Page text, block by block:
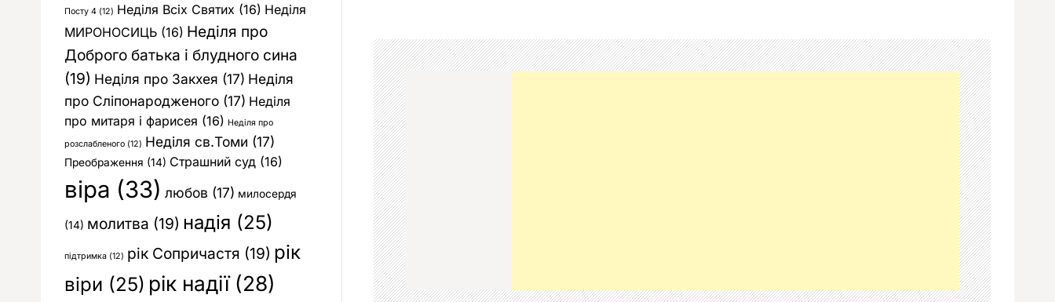
г
а
ц
і
я
з
а
п
и
с
Посту 4 (12) Неділя Всіх Святих (16) Неділя
МИРОНОСИЦЬ (16) Неділя про
Доброго батька і блудного сина
(19) Неділя про Закхея (17) Неділя
про Сліпонародженого (17) Неділя
про митаря і фарисея (16) Неділя про
розслабленого (12) Неділя св.Томи (17)
Преображення (14) Страшний суд (16)
віра (33) любов (17) милосердя
(14) молитва (19) надія (25)
підтримка (12) рік Сопричастя (19) рік
віри (25) рік надії(28)